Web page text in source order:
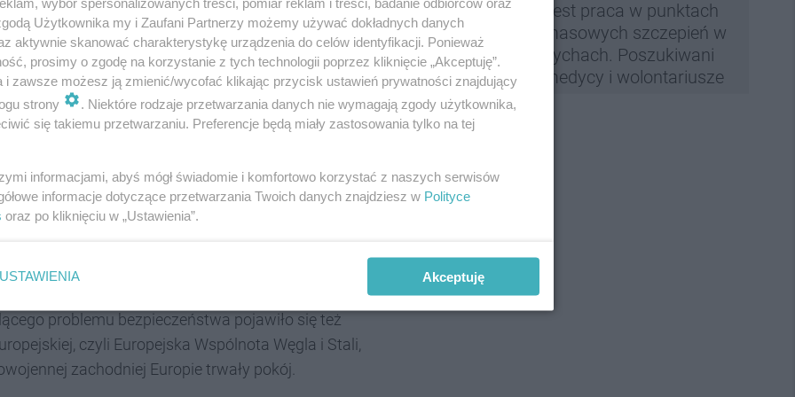
bezpieczeństwo
Saługa. Podkreślał, że to właśnie
po czym przeszedł do dominującego w tej
Wspominał o zapowiadanych przez Donalda
przeciwlotniczej, która ma być negocjowana i
że Unia to nie abstrakcyjny i niezależny od
„o Unii decydujemy my”.
tę tezę w kontekście codziennego życia.
i spowszedniałe już tablice informujące o
że wcale tak nie musiało być” -
problemu bezpieczeństwa pojawiło się też
czyli Europejska Wspólnota Węgla i Stali,
zachodniej Europie trwały pokój.
Jest praca w punktach
masowych szczepień w
Tychach. Poszukiwani
medycy i wolontariusze
Użytkownika my i Zaufani Partnerzy możemy używać dokładnych danych
aktywnie skanować charakterystykę urządzenia do celów identyfikacji. Ponieważ
prosimy o zgodę na korzystanie z tych technologii poprzez kliknięcie „Akceptuję”.
i zawsze możesz ją zmienić/wycofać klikając przycisk ustawień prywatności znajdujący
strony
. Niektóre rodzaje przetwarzania danych nie wymagają zgody użytkownika,
się takiemu przetwarzaniu. Preferencje będą miały zastosowania tylko na tej
informacjami, abyś mógł świadomie i komfortowo korzystać z naszych serwisów
informacje dotyczące przetwarzania Twoich danych znajdziesz w Polityce
oraz po kliknięciu w „Ustawienia”.
USTAWIENIA Akceptuję